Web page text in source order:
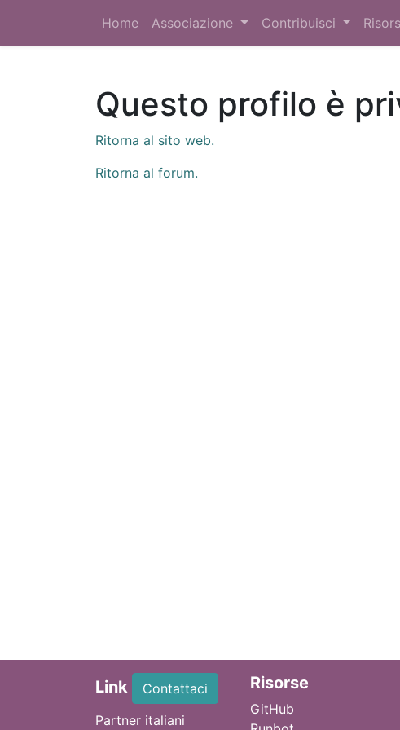
Home Associazione Contribuisci
Questo profilo è
Ritorna al sito web.
Ritorna al forum.
Link
Contattaci
Partner italiani
Risorse
GitHub